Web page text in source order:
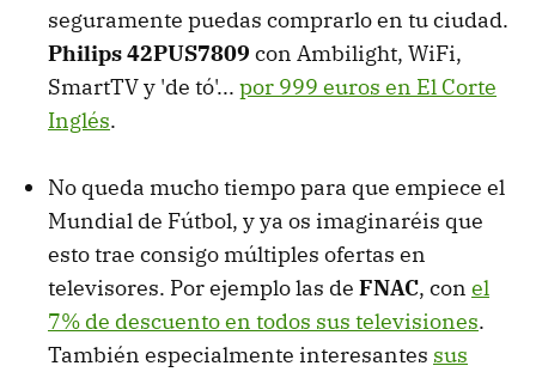
seguramente puedas comprarlo en tu ciudad.
Philips 42PUS7809 con Ambilight, WiFi,
SmartTV y 'de tó'... por 999 euros en El Corte
Inglés.
No queda mucho tiempo para que empiece el
Mundial de Fútbol, y ya os imaginaréis que
esto trae consigo múltiples ofertas en
televisores. Por ejemplo las de FNAC, con el
7% de descuento en todos sus televisiones.
También especialmente interesantes sus